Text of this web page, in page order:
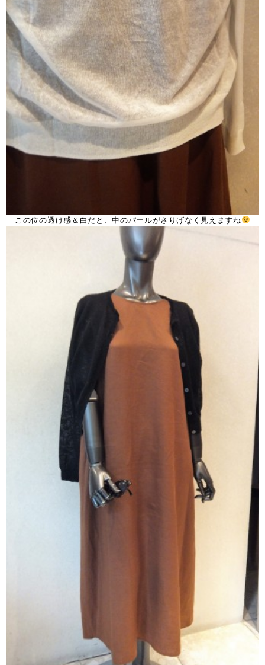
この位の透け感＆白だと、中のパールがさりげなく見えますね